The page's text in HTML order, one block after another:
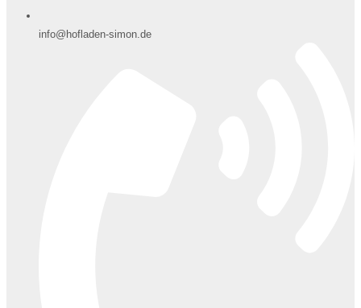
info@hofladen-simon.de